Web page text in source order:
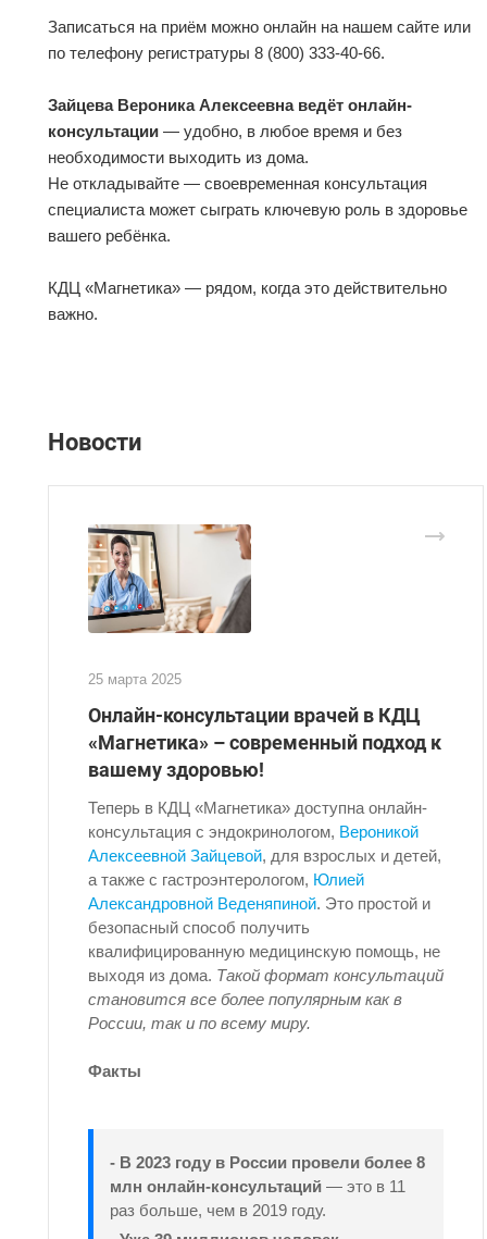
Записаться на приём можно онлайн на нашем сайте или
по телефону регистратуры 8 (800) 333-40-66.
Зайцева Вероника Алексеевна ведёт онлайн-
консультации — удобно, в любое время и без
необходимости выходить из дома.
Не откладывайте — своевременная консультация
специалиста может сыграть ключевую роль в здоровье
вашего ребёнка.
КДЦ «Магнетика» — рядом, когда это действительно
важно.
Новости
25 марта 2025
Онлайн-консультации врачей в КДЦ
«Магнетика» – современный подход к
вашему здоровью!
Теперь в КДЦ «Магнетика» доступна онлайн-
консультация с эндокринологом, Вероникой
Алексеевной Зайцевой, для взрослых и детей,
а также с гастроэнтерологом, Юлией
Александровной Веденяпиной. Это простой и
безопасный способ получить
квалифицированную медицинскую помощь, не
выходя из дома. Такой формат консультаций
становится все более популярным как в
России, так и по всему миру.
Факты
- В 2023 году в России провели более 8
млн онлайн-консультаций — это в 11
раз больше, чем в 2019 году.